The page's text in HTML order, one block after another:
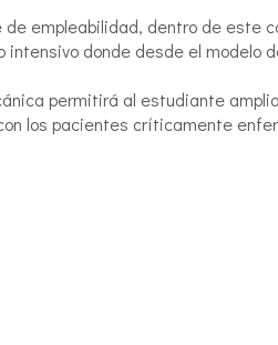
empleabilidad, dentro de este
donde desde el modelo
permitirá al estudiante
los pacientes críticamente